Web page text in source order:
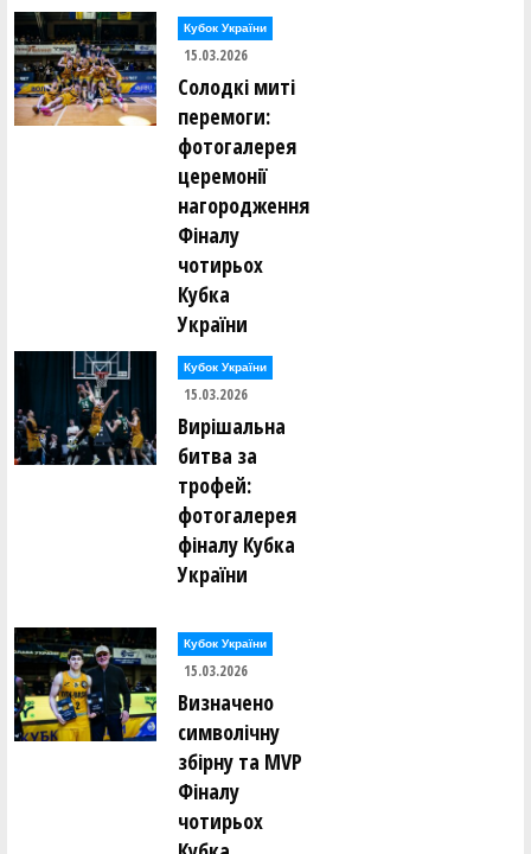
Кубок України
15.03.2026
Солодкі миті
перемоги:
фотогалерея
церемонії
нагородження
Фіналу
чотирьох
Кубка
України
Кубок України
15.03.2026
Вирішальна
битва за
трофей:
фотогалерея
фіналу Кубка
України
Кубок України
15.03.2026
Визначено
символічну
збірну та MVP
Фіналу
чотирьох